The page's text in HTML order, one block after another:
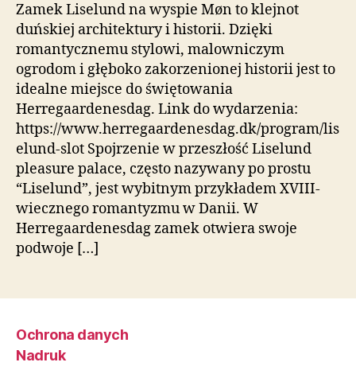
Zamek Liselund na wyspie Møn to klejnot
duńskiej architektury i historii. Dzięki
romantycznemu stylowi, malowniczym
ogrodom i głęboko zakorzenionej historii jest to
idealne miejsce do świętowania
Herregaardenesdag. Link do wydarzenia:
https://www.herregaardenesdag.dk/program/lis
elund-slot Spojrzenie w przeszłość Liselund
pleasure palace, często nazywany po prostu
“Liselund”, jest wybitnym przykładem XVIII-
wiecznego romantyzmu w Danii. W
Herregaardenesdag zamek otwiera swoje
podwoje […]
Ochrona danych
Nadruk